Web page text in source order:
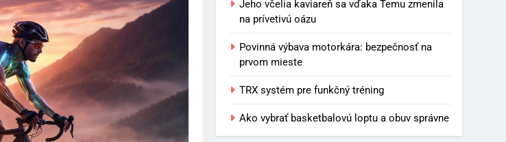
Jeho včelia kaviareň sa vďaka Temu zmenila
na prívetivú oázu
Povinná výbava motorkára: bezpečnosť na
prvom mieste
TRX systém pre funkčný tréning
Ako vybrať basketbalovú loptu a obuv správne